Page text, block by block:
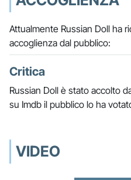
Attualmente Russian Doll ha
accoglienza dal pubblico:
Critica
Russian Doll è stato accolto
su Imdb il pubblico lo ha
VIDEO